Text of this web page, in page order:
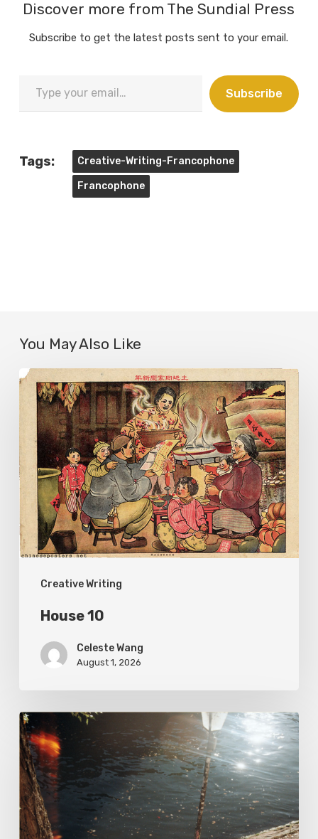
Discover more from The Sundial Press
Subscribe to get the latest posts sent to your email.
your
email…
Subscribe
Tags: Creative-Writing-Francophone
Francophone
You May Also Like
Creative Writing
House
House 10
Celeste Wang
August 1, 2026
Des
mandarines